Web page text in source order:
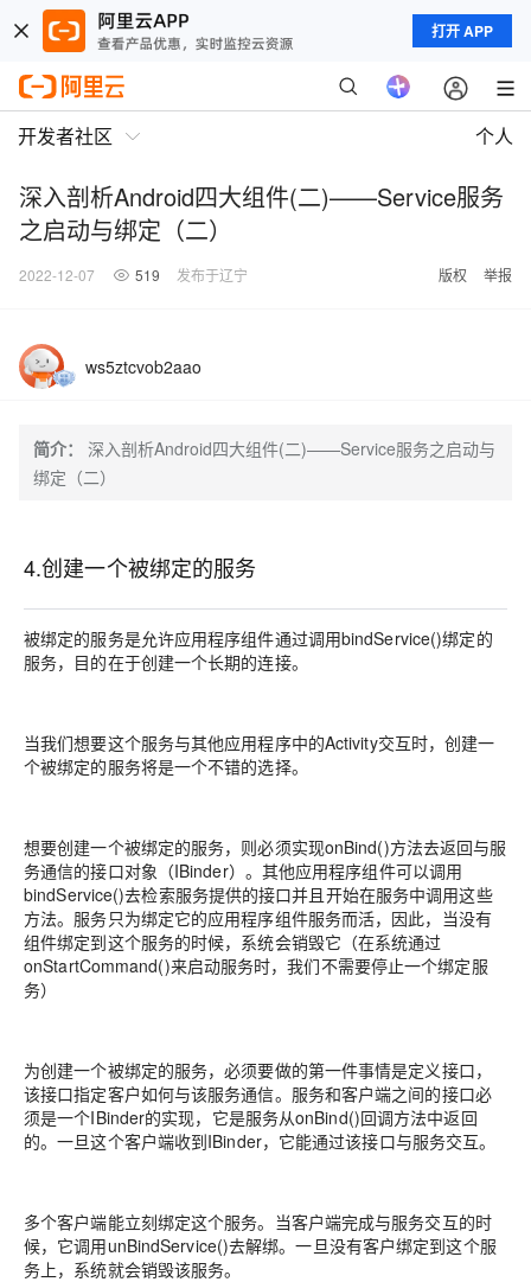
打开 APP
开发者社区 个人
深入剖析Android四大组件(二)——Service服务
之启动与绑定（二）
2022-12-07 519 发布于辽宁 版权 举报
ws5ztcvob2aao
简介：
深入剖析Android四大组件(二)——Service服务之启动与
绑定（二）
4.创建一个被绑定的服务
被绑定的服务是允许应用程序组件通过调用bindService()绑定的
服务，目的在于创建一个长期的连接。
当我们想要这个服务与其他应用程序中的Activity交互时，创建一
个被绑定的服务将是一个不错的选择。
想要创建一个被绑定的服务，则必须实现onBind()方法去返回与服
务通信的接口对象（IBinder）。其他应用程序组件可以调用
bindService()去检索服务提供的接口并且开始在服务中调用这些
方法。服务只为绑定它的应用程序组件服务而活，因此，当没有
组件绑定到这个服务的时候，系统会销毁它（在系统通过
onStartCommand()来启动服务时，我们不需要停止一个绑定服
务）
为创建一个被绑定的服务，必须要做的第一件事情是定义接口，
该接口指定客户如何与该服务通信。服务和客户端之间的接口必
须是一个IBinder的实现，它是服务从onBind()回调方法中返回
的。一旦这个客户端收到IBinder，它能通过该接口与服务交互。
多个客户端能立刻绑定这个服务。当客户端完成与服务交互的时
候，它调用unBindService()去解绑。一旦没有客户绑定到这个服
务上，系统就会销毁该服务。